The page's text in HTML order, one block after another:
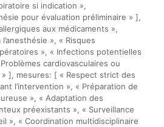
si indication »,
pour évaluation préliminaire » ],
aux médicaments »,
», « Risques
», « Infections potentielles
cardiovasculaires ou
], mesures: [ « Respect strict des
l’intervention », « Préparation de
», « Adaptation des
préexistants », « Surveillance
», « Coordination multidisciplinaire